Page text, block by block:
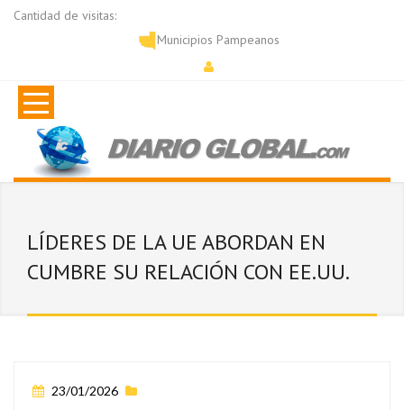
Cantidad de visitas:
Municipios Pampeanos
LÍDERES DE LA UE ABORDAN EN
CUMBRE SU RELACIÓN CON EE.UU.
23/01/2026